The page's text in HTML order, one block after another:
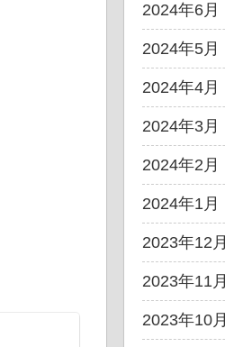
2024年6月
2024年5月
2024年4月
2024年3月
2024年2月
2024年1月
2023年12月
2023年11月
2023年10月